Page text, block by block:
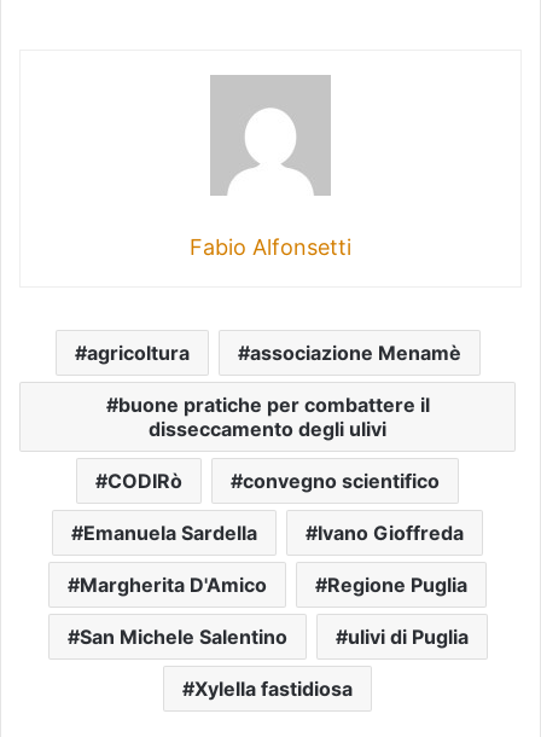
Fabio Alfonsetti
agricoltura associazione Menamè
buone pratiche per combattere il
disseccamento degli ulivi
CODIRò convegno scientifico
Emanuela Sardella Ivano Gioffreda
Margherita D'Amico Regione Puglia
San Michele Salentino ulivi di Puglia
Xylella fastidiosa